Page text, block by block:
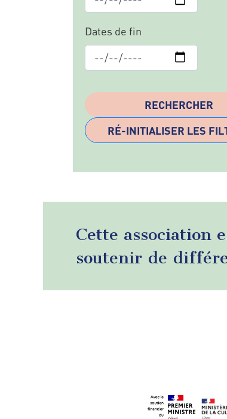
Dates de fin
Cette association
soutenir de